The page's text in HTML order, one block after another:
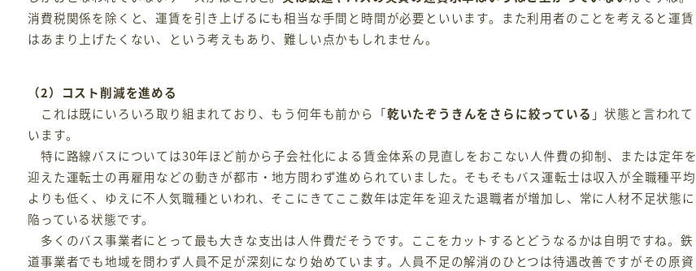
消費税関係を除くと、運賃を引き上げるにも相当な手間と時間が必要といいます。また利用者のことを考えると運賃
はあまり上げたくない、という考えもあり、難しい点かもしれません。
（2）コスト削減を進める
これは既にいろいろ取り組まれており、もう何年も前から「乾いたぞうきんをさらに絞っている 」状態と言われて
います。
特に路線バスについては30年ほど前から子会社化による賃金体系の見直しをおこない人件費の抑制、または定年を
迎えた運転士の再雇用などの動きが都市・地方問わず進められていました。そもそもバス運転士は収入が全職種平均
よりも低く、ゆえに不人気職種といわれ、そこにきてここ数年は定年を迎えた退職者が増加し、常に人材不足状態に
陥っている状態です。
多くのバス事業者にとって最も大きな支出は人件費だそうです。ここをカットするとどうなるかは自明ですね。鉄
道事業者でも地域を問わず人員不足が深刻になり始めています。人員不足の解消のひとつは待遇改善ですがその原資